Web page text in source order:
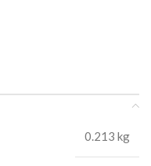
0.213 kg